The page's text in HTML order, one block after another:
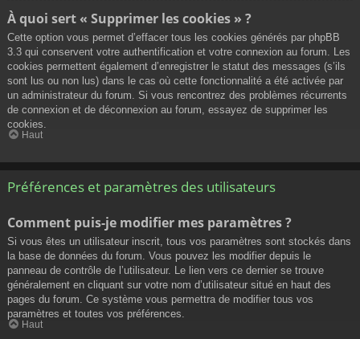
À quoi sert « Supprimer les cookies » ?
Cette option vous permet d’effacer tous les cookies générés par phpBB
3.3 qui conservent votre authentification et votre connexion au forum. Les
cookies permettent également d’enregistrer le statut des messages (s’ils
sont lus ou non lus) dans le cas où cette fonctionnalité a été activée par
un administrateur du forum. Si vous rencontrez des problèmes récurrents
de connexion et de déconnexion au forum, essayez de supprimer les
cookies.
Haut
Préférences et paramètres des utilisateurs
Comment puis-je modifier mes paramètres ?
Si vous êtes un utilisateur inscrit, tous vos paramètres sont stockés dans
la base de données du forum. Vous pouvez les modifier depuis le
panneau de contrôle de l’utilisateur. Le lien vers ce dernier se trouve
généralement en cliquant sur votre nom d’utilisateur situé en haut des
pages du forum. Ce système vous permettra de modifier tous vos
paramètres et toutes vos préférences.
Haut